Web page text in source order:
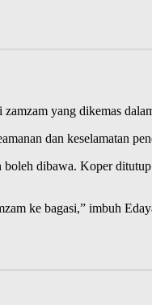
yang dikemas
dan keselamatan
dibawa. Koper
ke bagasi,” imbuh